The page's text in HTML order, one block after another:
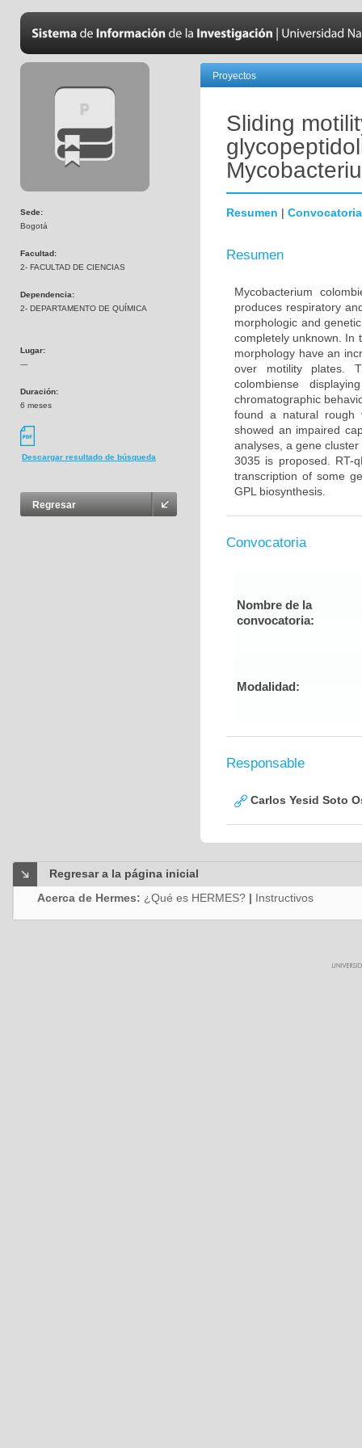
Sede:
Bogotá
Facultad:
2- FACULTAD DE CIENCIAS
Dependencia:
2- DEPARTAMENTO DE QUÍMICA
Lugar:
---
Duración:
6 meses
Descargar resultado de búsqueda
Regresar
Proyectos
Sliding
Resumen | Convocatoria
Resumen
Mycobacterium
produces respiratory
morphologic and
completely unknown. In
morphology have an
over motility plates.
colombiense
chromatographic
found a natural rough
showed an impaired
analyses, a gene
3035 is proposed. RT-
transcription of some
GPL biosynthesis.
Convocatoria
Nombre de la
convocatoria:
Modalidad:
Responsable
Carlos Yesid Soto
Regresar a la página inicial
Acerca de Hermes: ¿Qué es HERMES? | Instructivos